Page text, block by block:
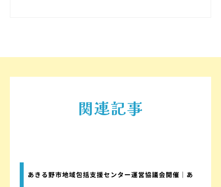
関連記事
あきる野市地域包括支援センター運営協議会開催｜あ